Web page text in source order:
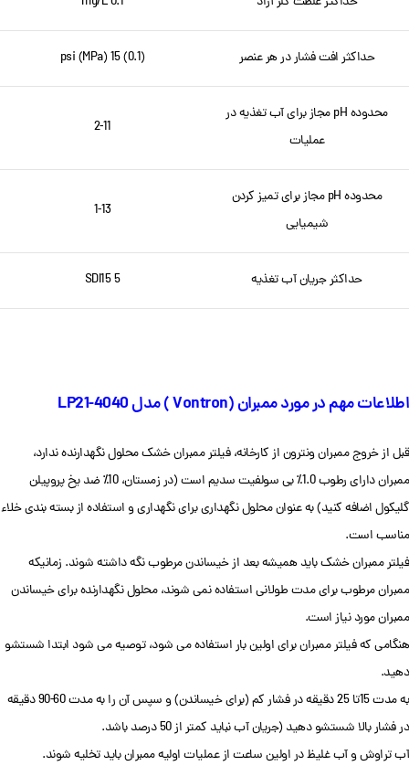
حداکثر افت فشار در هر عنصر psi (MPa) 15 (0.1)
محدوده pH مجاز برای آب تغذیه در
عملیات
2-11
محدوده pH مجاز برای تمیز کردن
شیمیایی
1-13
حداکثر جریان آب تغذیه SDI15 5
اطلاعات مهم در مورد ممبران (Vontron ) مدل LP21-4040
قبل از خروج ممبران ونترون از کارخانه، فیلتر ممبران خشک محلول نگهدارنده ندارد،
ممبران دارای رطوب 1.0٪ بی سولفیت سدیم است (در زمستان، 10٪ ضد یخ پروپیلن
گلیکول اضافه کنید) به عنوان محلول نگهداری برای نگهداری و استفاده از بسته بندی خلاء
مناسب است.
فیلتر ممبران خشک باید همیشه بعد از خیساندن مرطوب نگه داشته شوند. زمانیکه
ممبران مرطوب برای مدت طولانی استفاده نمی شوند، محلول نگهدارنده برای خیساندن
ممبران مورد نیاز است.
هنگامی که فیلتر ممبران برای اولین بار استفاده می شود، توصیه می شود ابتدا شستشو
دهید.
به مدت 15تا 25 دقیقه در فشار کم (برای خیساندن) و سپس آن را به مدت 60-90 دقیقه
در فشار بالا شستشو دهید (جریان آب نباید کمتر از 50 درصد باشد.
آب تراوش و آب غلیظ در اولین ساعت از عملیات اولیه ممبران باید تخلیه شوند.